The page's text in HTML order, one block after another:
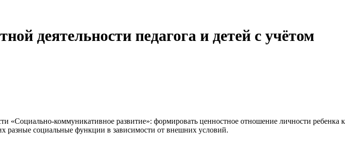
деятельности педагога и детей с учётом
«Социально-коммуникативное развитие»: формировать ценностное отношение личности ребенка к
разные социальные функции в зависимости от внешних условий.